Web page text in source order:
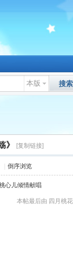
本版 搜索
》 [复制链接]
倒序浏览
心儿倾情献唱
本帖最后由 四月桃